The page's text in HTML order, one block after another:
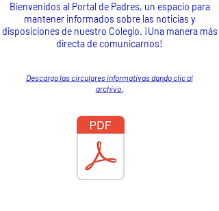
Bienvenidos al Portal de Padres, un espacio para
mantener informados sobre las noticias y
disposiciones de nuestro Colegio. ¡Una manera más
directa de comunicarnos!
Descarga las circulares informativas dando clic al
archivo.